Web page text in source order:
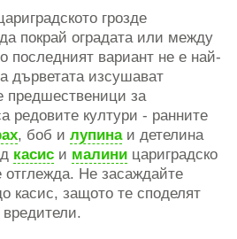
грозде
покрай оградата или между
последният вариант не е най-
дърветата изсушават
предшественици за
редовите култури - ранните
, боб и лупинаи детелина
касис и малини цариградско
отглежда. Не засаждайте
касис, защото те споделят